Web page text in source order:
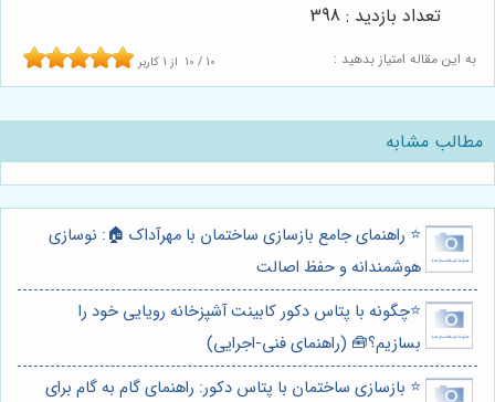
به این مقاله امتیاز بدهید : 10 / 10 از 1 کاربر
تعداد بازدید : 398
مطالب مشابه
⭐️ راهنمای جامع بازسازی ساختمان با مهرآداک 🏠: نوسازی
هوشمندانه و حفظ اصالت
⭐️چگونه با پتاس دکور کابینت آشپزخانه رویایی خود را
بسازیم؟🧰 (راهنمای فنی-اجرایی)
⭐️ بازسازی ساختمان با پتاس دکور: راهنمای گام به گام برای